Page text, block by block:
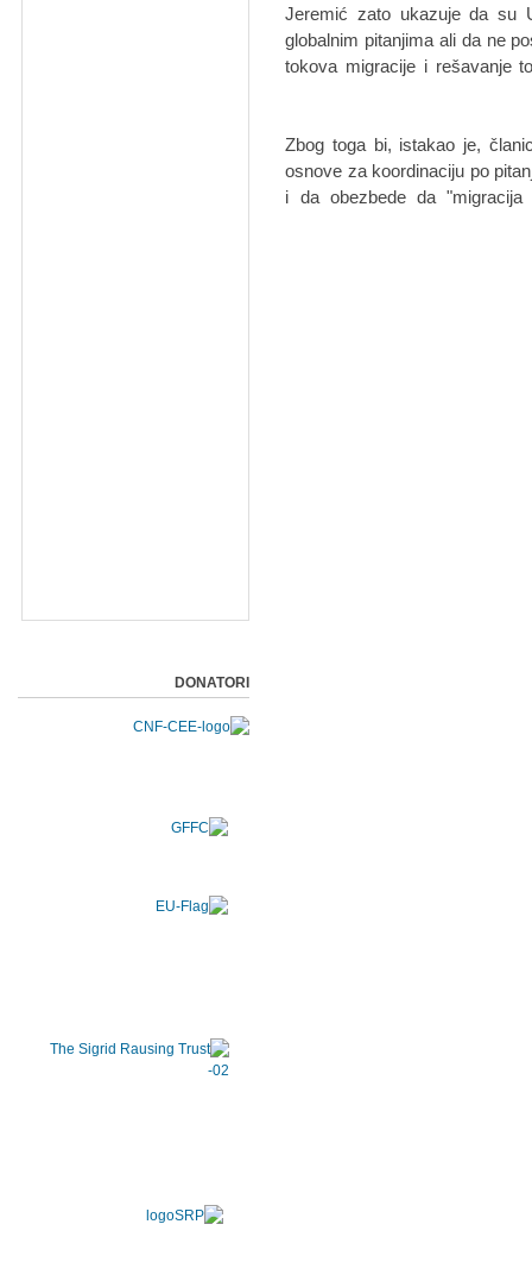
Jeremić zato ukazuje da su
globalnim pitanjima ali da ne
tokova migracije i rešavanje
Zbog toga bi, istakao je,
osnove za koordinaciju po
i da obezbede da
DONATORI